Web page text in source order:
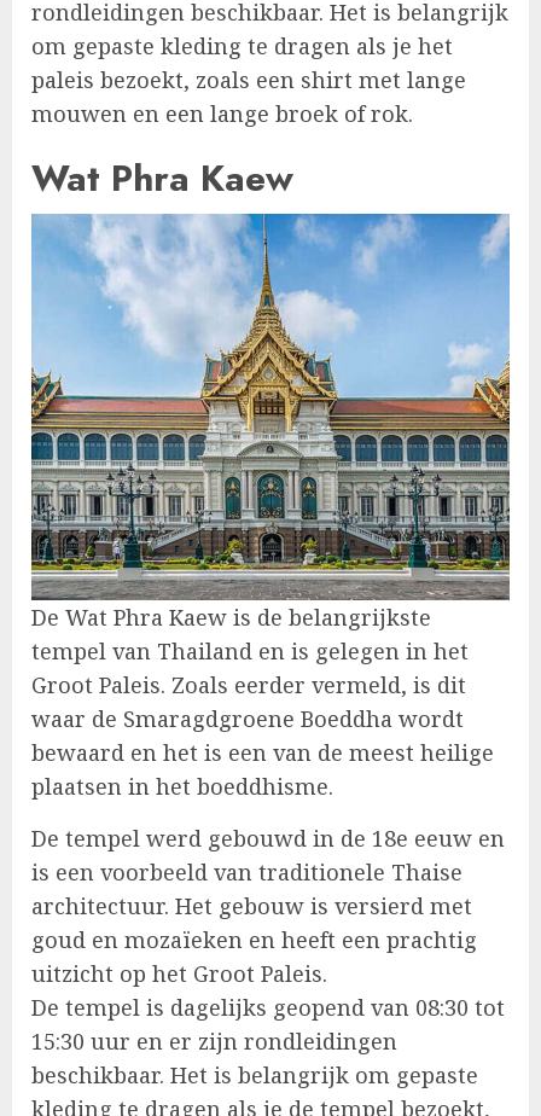
rondleidingen beschikbaar. Het is belangrijk
om gepaste kleding te dragen als je het
paleis bezoekt, zoals een shirt met lange
mouwen en een lange broek of rok.
Wat Phra Kaew
De Wat Phra Kaew is de belangrijkste
tempel van Thailand en is gelegen in het
Groot Paleis. Zoals eerder vermeld, is dit
waar de Smaragdgroene Boeddha wordt
bewaard en het is een van de meest heilige
plaatsen in het boeddhisme.
De tempel werd gebouwd in de 18e eeuw en
is een voorbeeld van traditionele Thaise
architectuur. Het gebouw is versierd met
goud en mozaïeken en heeft een prachtig
uitzicht op het Groot Paleis.
De tempel is dagelijks geopend van 08:30 tot
15:30 uur en er zijn rondleidingen
beschikbaar. Het is belangrijk om gepaste
kleding te dragen als je de tempel bezoekt,